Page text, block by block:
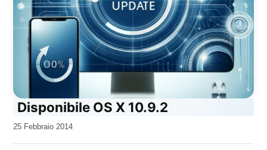
Disponibile OS X 10.9.2
da
25 Febbraio 2014